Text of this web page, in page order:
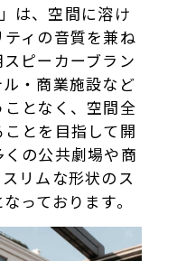
は、空間に溶け
ィの音質を兼ね
ピーカーブラン
・商業施設など
となく、空間全
とを目指して開
の公共劇場や商
リムな形状のス
っております。